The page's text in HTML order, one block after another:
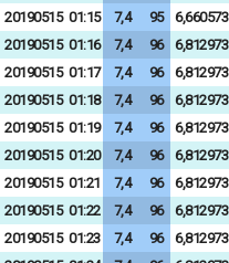
20190515 01:15 7,4 95 6,660573
20190515 01:16 7,4 96 6,812973
20190515 01:17 7,4 96 6,812973
20190515 01:18 7,4 96 6,812973
20190515 01:19 7,4 96 6,812973
20190515 01:20 7,4 96 6,812973
20190515 01:21 7,4 96 6,812973
20190515 01:22 7,4 96 6,812973
20190515 01:23 7,4 96 6,812973